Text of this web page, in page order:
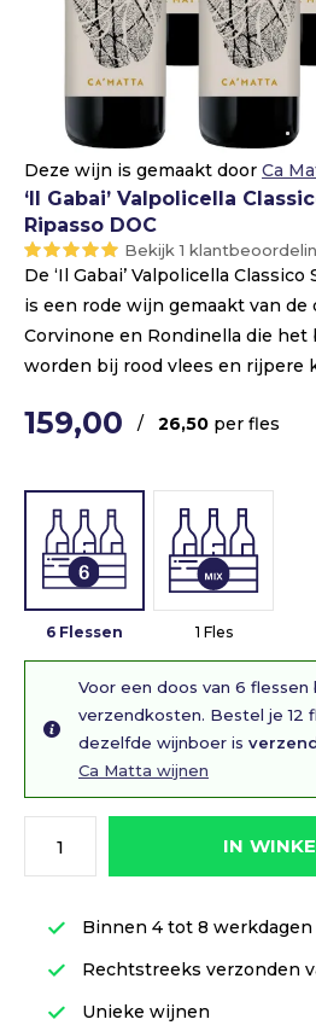
Deze wijn is gemaakt door Ca
‘Il Gabai’ Valpolicella
Ripasso DOC
Bekijk 1
De ‘Il Gabai’ Valpolicella
is een rode wijn gemaakt van de
Corvinone en Rondinella die
worden bij rood vlees en rijpere
159,00 / 26,50 per fles
6 Flessen 1 Fles
Voor een doos van 6
verzendkosten. Bestel je 12
dezelfde wijnboer is
Ca Matta wijnen
IN
Binnen 4 tot 8
Rechtstreeks verzonden
Unieke wijnen